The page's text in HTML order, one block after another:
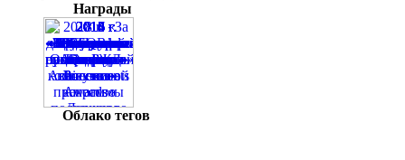
Награды
Облако тегов